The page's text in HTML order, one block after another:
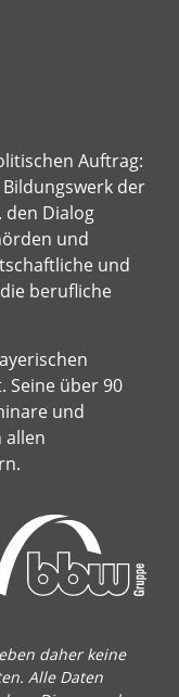
Auftrag:
der
den Dialog
und
und
berufliche
Seine über 90
und
allen
daher keine
Alle Daten